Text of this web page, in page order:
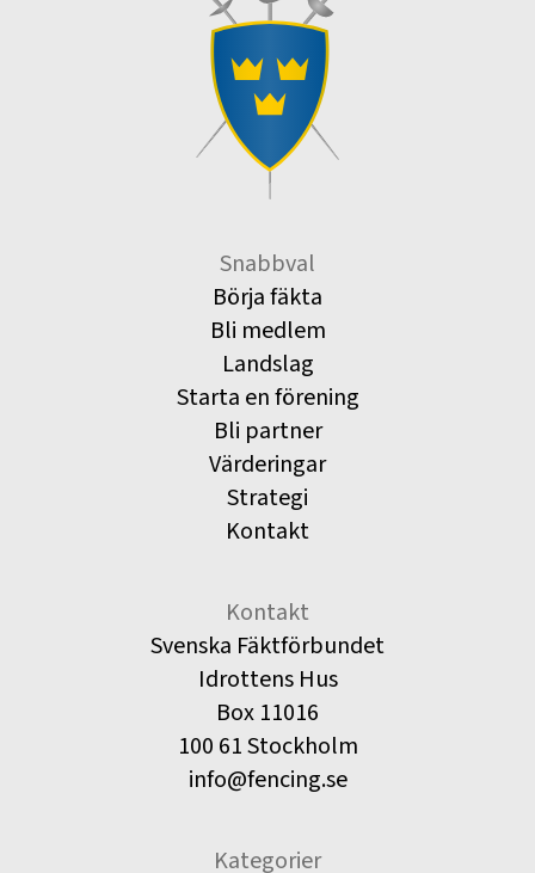
Snabbval
Börja fäkta
Bli medlem
Landslag
Starta en förening
Bli partner
Värderingar
Strategi
Kontakt
Kontakt
Svenska Fäktförbundet
Idrottens Hus
Box 11016
100 61 Stockholm
info@fencing.se
Kategorier